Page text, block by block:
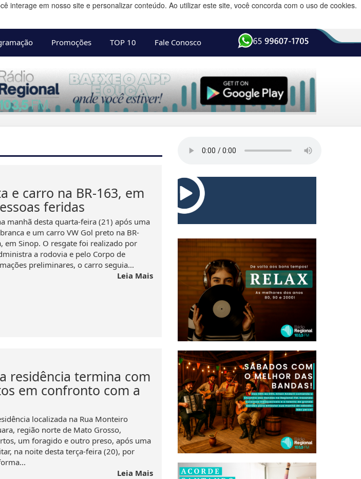
em nosso site e personalizar conteúdo. Ao utilizar este site, você concorda com o uso de cookies.
Promoções TOP 10 Fale Conosco
e carro na BR-163, em
feridas
manhã desta quarta-feira (21) após uma
e um carro VW Gol preto na BR-
em Sinop. O resgate foi realizado por
a rodovia e pelo Corpo de
preliminares, o carro seguia...
Leia Mais
residência termina com
em confronto com a
localizada na Rua Monteiro
região norte de Mato Grosso,
um foragido e outro preso, após uma
na noite desta terça-feira (20), por
Leia Mais